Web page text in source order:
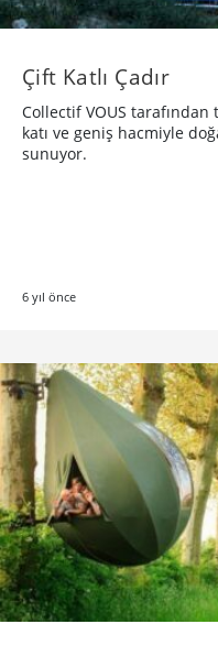
Çift Katlı Çadır
Collectif VOUS
katı ve geniş hacmiyle
sunuyor.
6 yıl önce